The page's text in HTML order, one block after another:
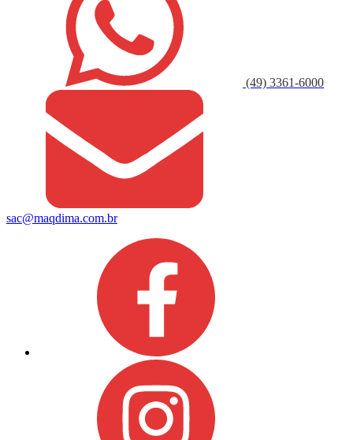
(49) 3361-6000
sac@maqdima.com.br